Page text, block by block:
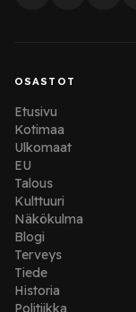
OSASTOT
Etusivu
Kotimaa
Ulkomaat
EU
Talous
Kulttuuri
Näkökulma
Blogi
Terveys
Tiede
Historia
Politiikka